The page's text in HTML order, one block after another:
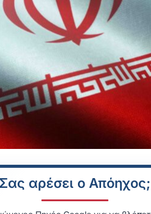
Σας αρέσει ο Απόηχος;